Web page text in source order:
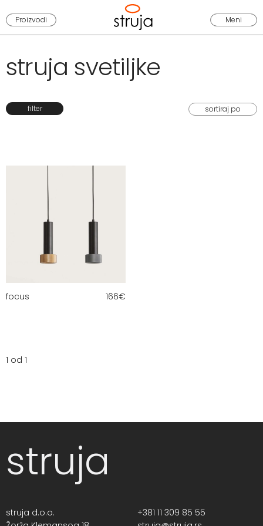
Proizvodi Meni
struja svetiljke
filter
focus 166€
1 od 1
struja
struja d.o.o.
+381 11 309 85 55